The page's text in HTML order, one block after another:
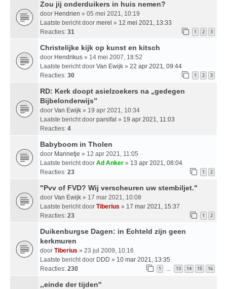
Zou jij onderduikers in huis nemen?
door Hendrien » 05 mei 2021, 10:19
Laatste bericht door merel » 12 mei 2021, 13:33
Reacties: 31 1 2 3
Christelijke kijk op kunst en kitsch
door Hendrikus » 14 mei 2007, 18:52
Laatste bericht door Van Ewijk » 22 apr 2021, 09:44
Reacties: 30 1 2 3
RD: Kerk doopt asielzoekers na „gedegen
Bijbelonderwijs”
door Van Ewijk » 19 apr 2021, 10:34
Laatste bericht door parsifal » 19 apr 2021, 11:03
Reacties: 4
Babyboom in Tholen
door Mannetje » 12 apr 2021, 11:05
Laatste bericht door Ad Anker » 13 apr 2021, 08:04
Reacties: 23 1 2
"Pvv of FVD? Wij verscheuren uw stembiljet."
door Van Ewijk » 17 mar 2021, 10:08
Laatste bericht door Tiberius » 17 mar 2021, 15:37
Reacties: 23 1 2
Duikenburgse Dagen: in Echteld zijn geen
kerkmuren
door Tiberius » 23 jul 2009, 10:16
Laatste bericht door DDD » 10 mar 2021, 13:35
Reacties: 230 1 … 13 14 15 16
,,einde der tijden''